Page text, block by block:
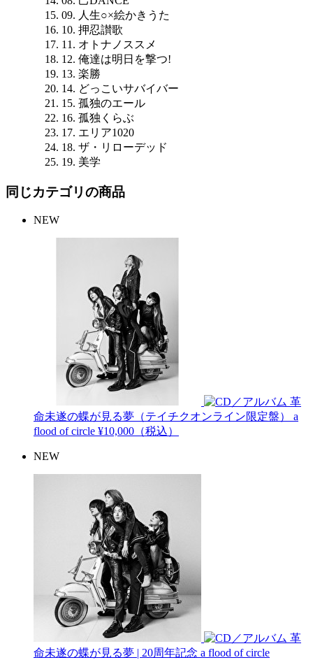
09. 人生○×絵かきうた
10. 押忍讃歌
11. オトナノススメ
12. 俺達は明日を撃つ!
13. 楽勝
14. どっこいサバイバー
15. 孤独のエール
16. 孤独くらぶ
17. エリア1020
18. ザ・リローデッド
19. 美学
同じカテゴリの商品
NEW
革
命未遂の蝶が見る夢（テイチクオンライン限定盤） a
flood of circle ¥10,000（税込）
NEW
革
命未遂の蝶が見る夢 | 20周年記念 a flood of circle